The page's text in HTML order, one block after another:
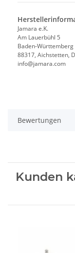
Jamara e.K.
Am Lauerbühl 5
Baden-Württemberg
88317, Aichstetten,
info@jamara.com
Bewertungen
Kunden